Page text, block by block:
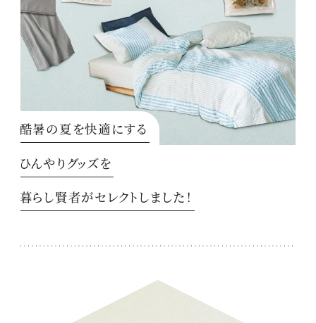
酷暑の夏を快適にする
ひんやりグッズを
暮らし賢者がセレクトしました！